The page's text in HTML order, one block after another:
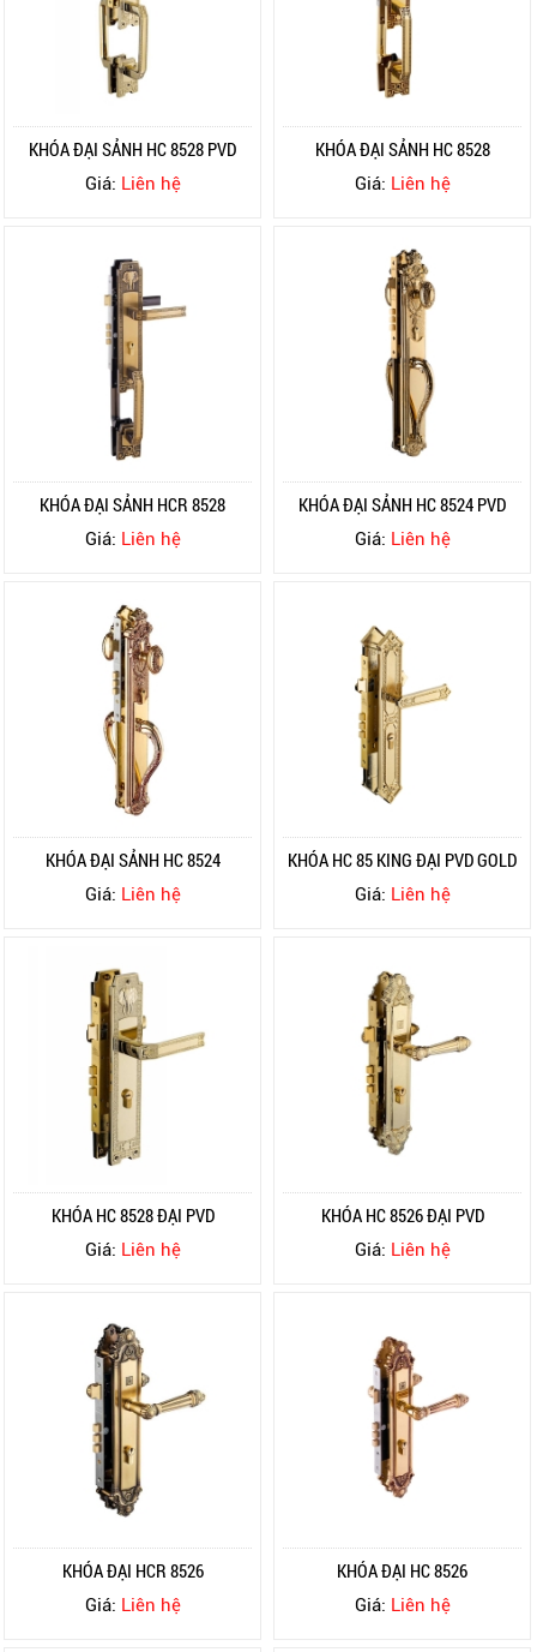
KHÓA ĐẠI SẢNH HC 8528 PVD
Giá: Liên hệ
KHÓA ĐẠI SẢNH HC 8528
Giá: Liên hệ
KHÓA ĐẠI SẢNH HCR 8528
Giá: Liên hệ
KHÓA ĐẠI SẢNH HC 8524 PVD
Giá: Liên hệ
KHÓA ĐẠI SẢNH HC 8524
Giá: Liên hệ
KHÓA HC 85 KING ĐẠI PVD GOLD
Giá: Liên hệ
KHÓA HC 8528 ĐẠI PVD
Giá: Liên hệ
KHÓA HC 8526 ĐẠI PVD
Giá: Liên hệ
KHÓA ĐẠI HCR 8526
Giá: Liên hệ
KHÓA ĐẠI HC 8526
Giá: Liên hệ